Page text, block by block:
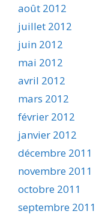
août 2012
juillet 2012
juin 2012
mai 2012
avril 2012
mars 2012
février 2012
janvier 2012
décembre 2011
novembre 2011
octobre 2011
septembre 2011